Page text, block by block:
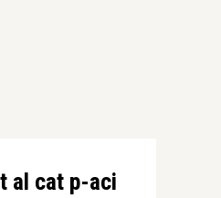
al cat p-aci